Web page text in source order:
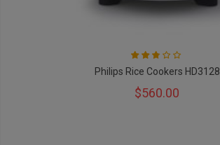
Rating:
53
% of100
Philips Rice Cookers HD3128
$560.00